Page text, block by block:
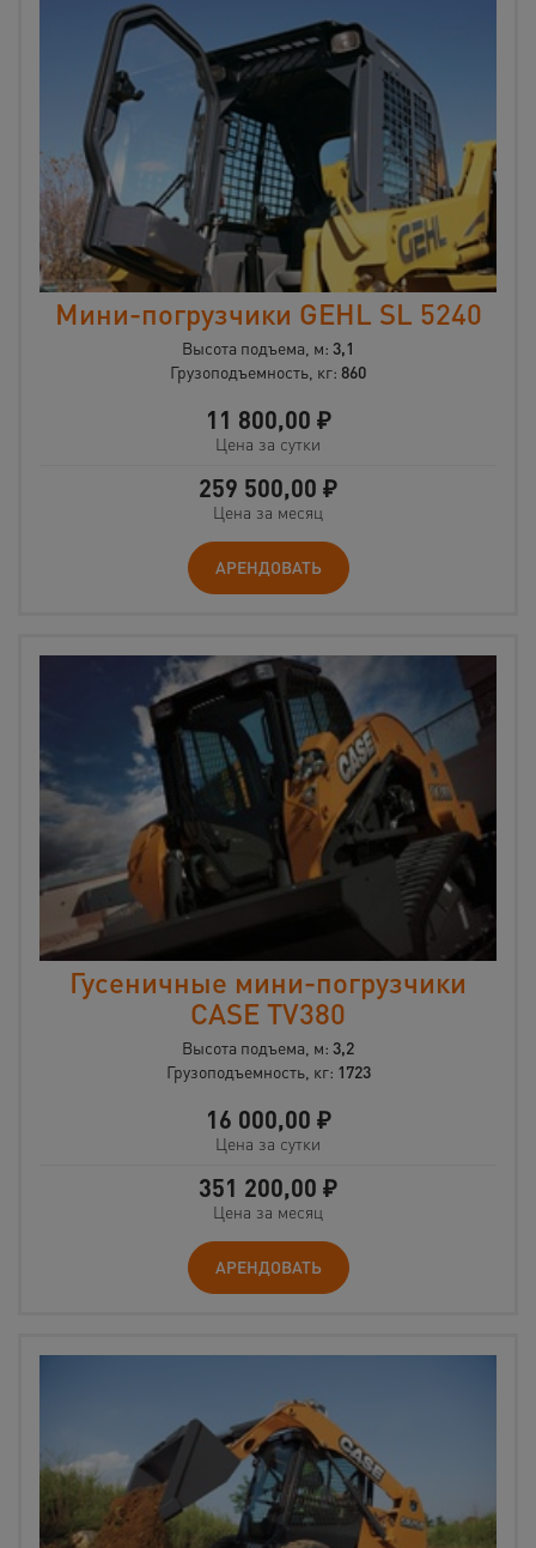
Мини-погрузчики GEHL SL 5240
Высота подъема, м: 3,1
Грузоподъемность, кг: 860
11 800,00 ₽
Цена за сутки
259 500,00 ₽
Цена за месяц
АРЕНДОВАТЬ
Гусеничные мини-погрузчики
CASE TV380
Высота подъема, м: 3,2
Грузоподъемность, кг: 1723
16 000,00 ₽
Цена за сутки
351 200,00 ₽
Цена за месяц
АРЕНДОВАТЬ